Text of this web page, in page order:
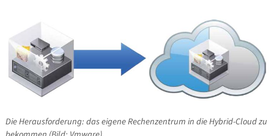
Die Herausforderung: das eigene Rechenzentrum in die Hybrid-Cloud zu